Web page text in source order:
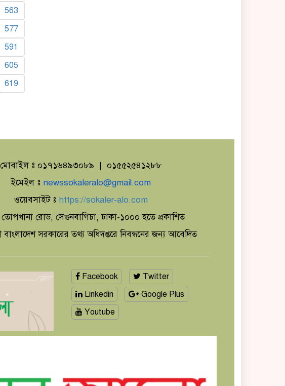
563
577
591
605
619
মোবাইল ঃ ০১৭১৬৪৯৩০৮৯ | ০১৫৫২৫৪১২৮৮
ইমেইল ঃ newssokaleralo@gmail.com
ওয়েবসাইট ঃ https://sokaler-alo.com
রোড, সেগুনবাগিচা, ঢাকা-১০০০ হতে প্রকাশিত
বাংলাদেশ সরকারের তথ্য অধিদপ্তরে নিবন্ধনের জন্য আবেদিত
Facebook
Twitter
Linkedin
Google Plus
Youtube